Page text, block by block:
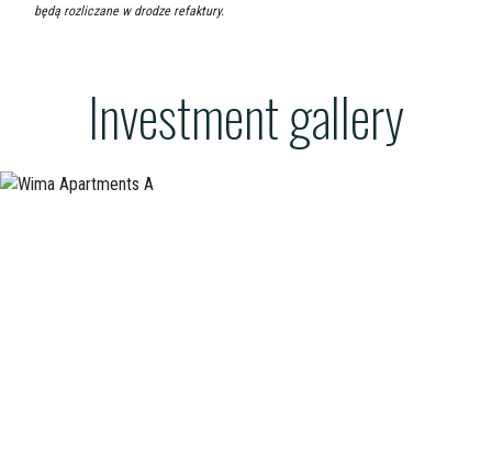
będą rozliczane w drodze refaktury.
Investment gallery